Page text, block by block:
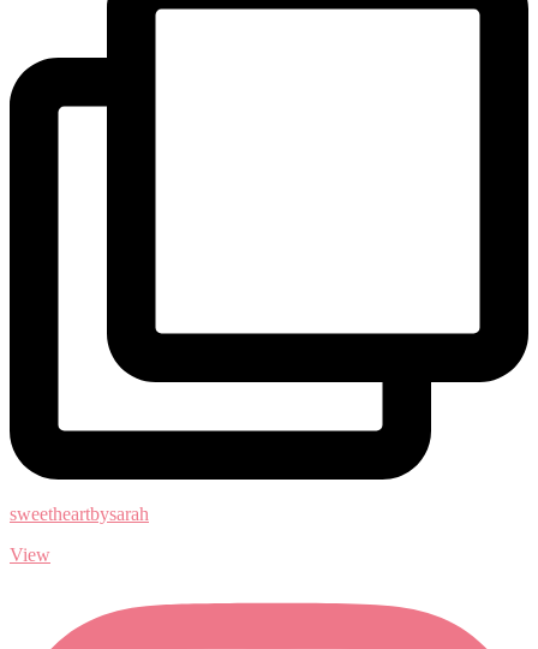
sweetheartbysarah
View